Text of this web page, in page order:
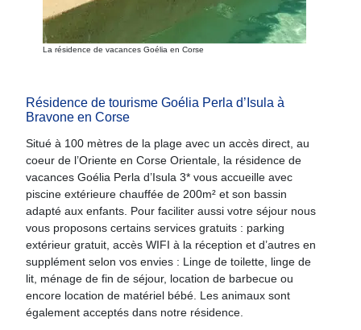
La résidence de vacances Goélia en Corse
Résidence de tourisme Goélia Perla d’Isula à
Bravone en Corse
Situé à 100 mètres de la plage avec un accès direct, au
coeur de l’Oriente en Corse Orientale, la résidence de
vacances Goélia Perla d’Isula 3* vous accueille avec
piscine extérieure chauffée de 200m² et son bassin
adapté aux enfants. Pour faciliter aussi votre séjour nous
vous proposons certains services gratuits : parking
extérieur gratuit, accès WIFI à la réception et d’autres en
supplément selon vos envies : Linge de toilette, linge de
lit, ménage de fin de séjour, location de barbecue ou
encore location de matériel bébé. Les animaux sont
également acceptés dans notre résidence.